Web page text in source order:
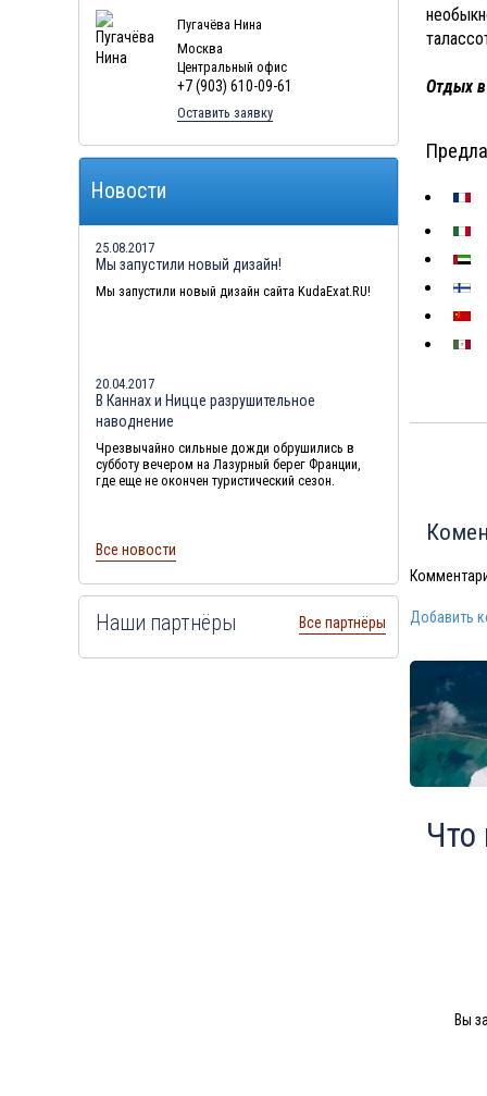
Отдых в
Добавить
Вы
Туры в Мальдивы в августе
Туры в Маврикий в августе
Пугачёва Нина
Москва
Центральный офис
+7 (903) 610-09-61
Оставить заявку
Новости
25.08.2017
Мы запустили новый дизайн!
Мы запустили новый дизайн сайта KudaExat.RU!
20.04.2017
В Каннах и Ницце разрушительное
наводнение
Чрезвычайно сильные дожди обрушились в
субботу вечером на Лазурный берег Франции,
где еще не окончен туристический сезон.
Все новости
Наши партнёры Все партнёры